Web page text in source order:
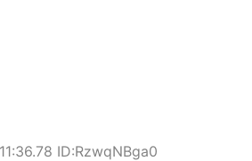
ID:RzwqNBga0